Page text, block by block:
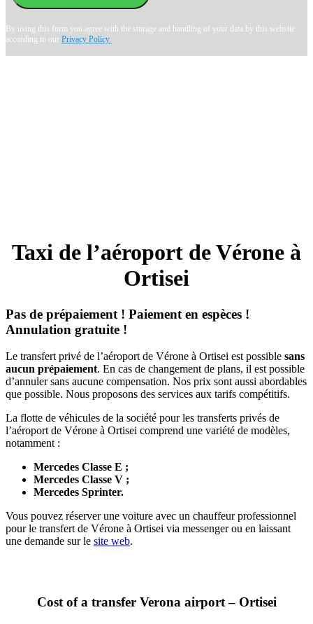
By using this form you agree with the storage and handling of your data by this website
according to our Privacy Policy
Taxi de l’aéroport de Vérone à
Ortisei
Pas de prépaiement ! Paiement en espèces !
Annulation gratuite !
Le transfert privé de l’aéroport de Vérone à Ortisei est possible sans
aucun prépaiement. En cas de changement de plans, il est possible
d’annuler sans aucune compensation. Nos prix sont aussi abordables
que possible. Nous proposons des services aux tarifs compétitifs.
La flotte de véhicules de la société pour les transferts privés de
l’aéroport de Vérone à Ortisei comprend une variété de modèles,
notamment :
Mercedes Classe E ;
Mercedes Classe V ;
Mercedes Sprinter.
Vous pouvez réserver une voiture avec un chauffeur professionnel
pour le transfert de Vérone à Ortisei via messenger ou en laissant
une demande sur le site web.
Cost of a transfer Verona airport – Ortisei